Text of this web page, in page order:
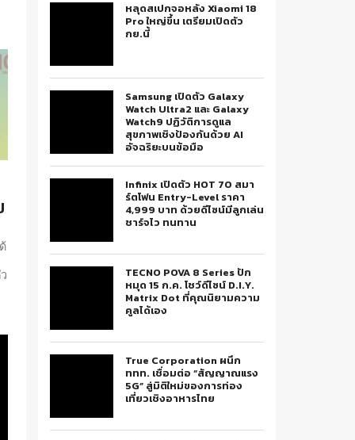
หลุดสเปกจอหลัง Xiaomi 18
Pro ใหญ่ขึ้น เตรียมเปิดตัว
กย.นี้
Samsung เปิดตัว Galaxy
Watch Ultra2 และ Galaxy
Watch9 ปฏิวัติการดูแล
สุขภาพเชิงป้องกันด้วย AI
อัจฉริยะบนข้อมือ
Infinix เปิดตัว HOT 70 สมา
ร์ตโฟน Entry-Level ราคา
4,999 บาท ด้วยดีไซน์มีลูกเล่น
ชาร์จไว ทนทาน
TECNO POVA 8 Series ปัก
หมุด 15 ก.ค. โชว์ดีไซน์ D.I.Y.
Matrix Dot ที่คุณนิยามความ
คูลได้เอง
True Corporation ผนึก
ททท. เชื่อมต่อ “สัญญาณแรง
5G” สู่มิติใหม่ของการท่อง
เที่ยวเชิงอาหารไทย